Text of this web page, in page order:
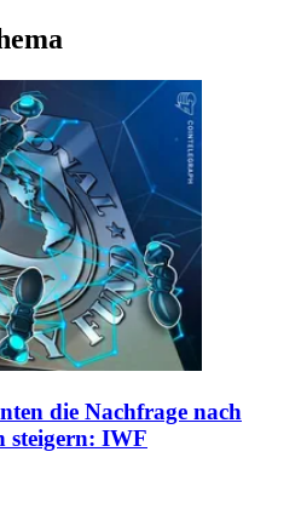
die Nachfrage nach
steigern: IWF